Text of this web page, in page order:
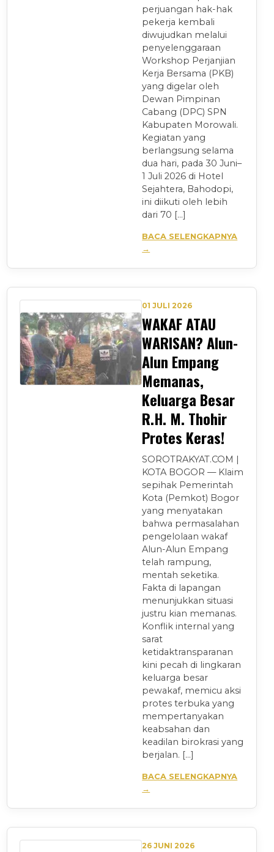
perjuangan hak-hak
pekerja kembali
diwujudkan melalui
penyelenggaraan
Workshop Perjanjian
Kerja Bersama (PKB)
yang digelar oleh
Dewan Pimpinan
Cabang (DPC) SPN
Kabupaten Morowali.
Kegiatan yang
berlangsung selama
dua hari, pada 30 Juni–
1 Juli 2026 di Hotel
Sejahtera, Bahodopi,
ini diikuti oleh lebih
dari 70 […]
BACA SELENGKAPNYA
→
01 JULI 2026
WAKAF ATAU
WARISAN? Alun-
Alun Empang
Memanas,
Keluarga Besar
R.H. M. Thohir
Protes Keras!
SOROTRAKYAT.COM |
KOTA BOGOR — Klaim
sepihak Pemerintah
Kota (Pemkot) Bogor
yang menyatakan
bahwa permasalahan
pengelolaan wakaf
Alun-Alun Empang
telah rampung,
mentah seketika.
Fakta di lapangan
menunjukkan situasi
justru kian memanas.
Konflik internal yang
sarat
ketidaktransparanan
kini pecah di lingkaran
keluarga besar
pewakaf, memicu aksi
protes terbuka yang
mempertanyakan
keabsahan dan
keadilan birokrasi yang
berjalan. […]
BACA SELENGKAPNYA
→
26 JUNI 2026